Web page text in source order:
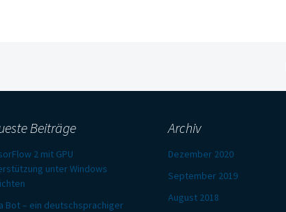
Beiträge
2 mit GPU
unter Windows
Bot – ein deutschsprachiger
Archiv
Dezember 2020
September 2019
August 2018